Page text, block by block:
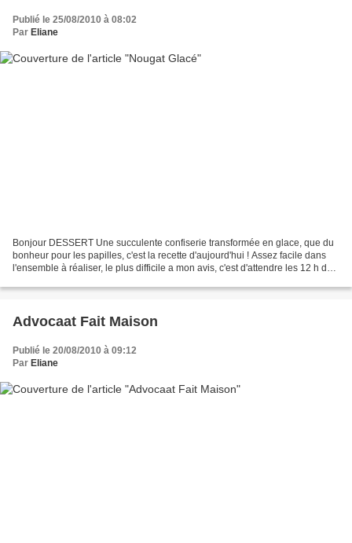
Publié le 25/08/2010 à 08:02
Par Eliane
Bonjour DESSERT Une succulente confiserie transformée en glace, que du
bonheur pour les papilles, c'est la recette d'aujourd'hui ! Assez facile dans
l'ensemble à réaliser, le plus difficile a mon avis, c'est d'attendre les 12 h de
Advocaat Fait Maison
Publié le 20/08/2010 à 09:12
Par Eliane